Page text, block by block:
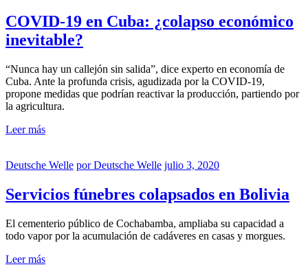
COVID-19 en Cuba: ¿colapso económico
inevitable?
“Nunca hay un callejón sin salida”, dice experto en economía de
Cuba. Ante la profunda crisis, agudizada por la COVID-19,
propone medidas que podrían reactivar la producción, partiendo por
la agricultura.
Leer más
Deutsche Welle porDeutsche Welle julio 3, 2020
Servicios fúnebres colapsados en Bolivia
El cementerio público de Cochabamba, ampliaba su capacidad a
todo vapor por la acumulación de cadáveres en casas y morgues.
Leer más